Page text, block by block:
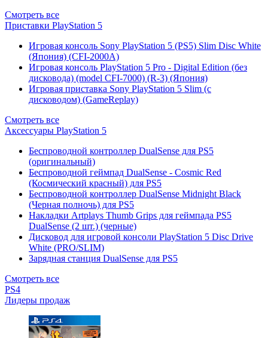
Смотреть все
Приставки PlayStation 5
Игровая консоль Sony PlayStation 5 (PS5) Slim Disc White
(Япония) (CFI-2000A)
Игровая консоль PlayStation 5 Pro - Digital Edition (без
дисковода) (model CFI-7000) (R-3) (Япония)
Игровая приставка Sony PlayStation 5 Slim (с
дисководом) (GameReplay)
Смотреть все
Аксессуары PlayStation 5
Беспроводной контроллер DualSense для PS5
(оригинальный)
Беспроводной геймпад DualSense - Cosmic Red
(Космический красный) для PS5
Беспроводной контроллер DualSense Midnight Black
(Черная полночь) для PS5
Накладки Artplays Thumb Grips для геймпада PS5
DualSense (2 шт.) (черные)
Дисковод для игровой консоли PlayStation 5 Disc Drive
White (PRO/SLIM)
Зарядная станция DualSense для PS5
Смотреть все
PS4
Лидеры продаж